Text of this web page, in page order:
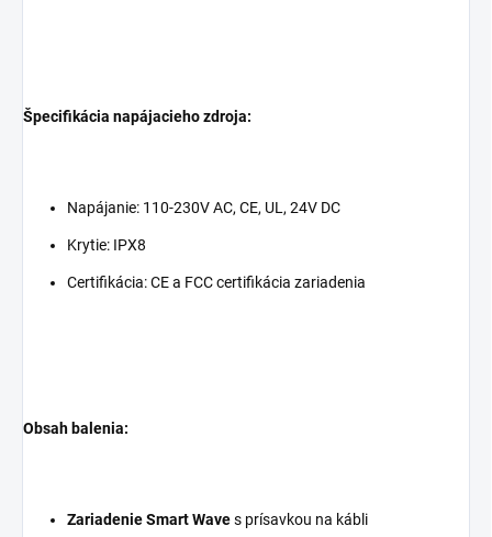
Špecifikácia napájacieho zdroja:
Napájanie: 110-230V AC, CE, UL, 24V DC
Krytie: IPX8
Certifikácia: CE a FCC certifikácia zariadenia
Obsah balenia:
Zariadenie Smart Waves prísavkou na kábli